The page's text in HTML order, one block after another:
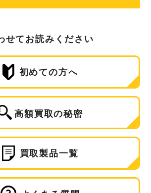
せてお読みください
初めての方へ
高額買取の秘密
買取製品一覧